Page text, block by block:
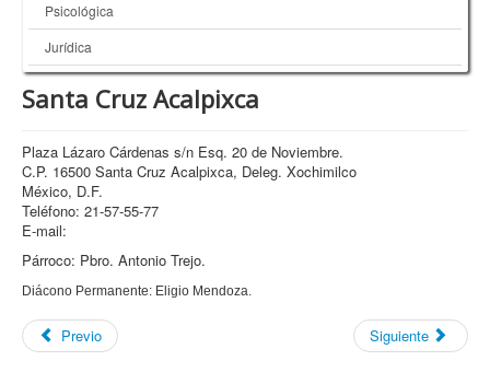
Psicológica
Jurídica
Santa Cruz Acalpixca
Plaza Lázaro Cárdenas s/n Esq. 20 de Noviembre.
C.P. 16500 Santa Cruz Acalpixca, Deleg. Xochimilco
México, D.F.
Teléfono: 21-57-55-77
E-mail:
Párroco: Pbro. Antonio Trejo.
Diácono Permanente: Eligio Mendoza.
Previo Siguiente